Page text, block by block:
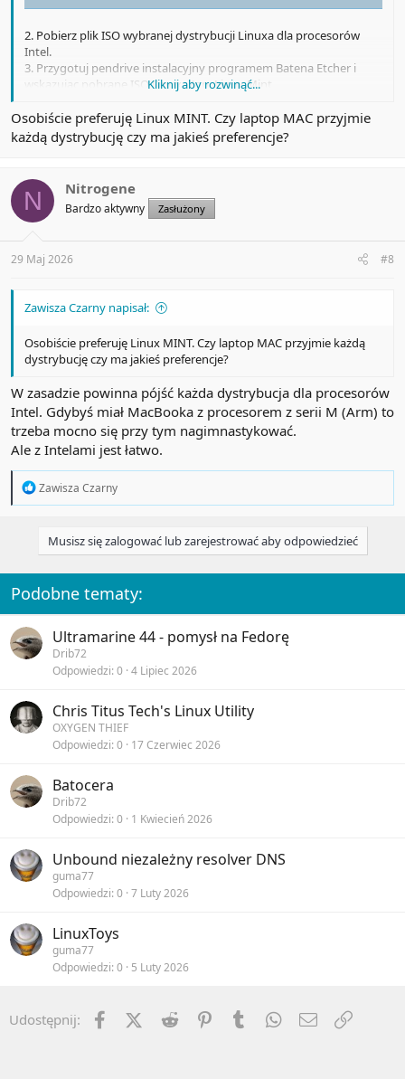
2. Pobierz plik ISO wybranej dystrybucji Linuxa dla procesorów
Intel.
3. Przygotuj pendrive instalacyjny programem Batena Etcher i
wskazując pobrane ISO Linuxa (np. Linux Mint
Zaloguj
lub Zarejestruj się aby zobaczyć!
klawiszem Alt, wskaż bootowalny pendrive i rozpocznij instalację.
5. Jeśli po instalacji nie działa WiFi, to podłącz na chwilę kalbem LAN
i pobierz odpowiednie sterowniki do karty Broadcomm.
zgodne ze swoją kartą lub ustaw grafikę na integrę Intel.
Kliknij aby rozwinąć...
Osobiście preferuję Linux MINT. Czy laptop MAC przyjmie
każdą dystrybucję czy ma jakieś preferencje?
N Nitrogene
Bardzo aktywny Zasłużony
29 Maj 2026 #8
Zawisza Czarny napisał:
Osobiście preferuję Linux MINT. Czy laptop MAC przyjmie każdą
dystrybucję czy ma jakieś preferencje?
W zasadzie powinna pójść każda dystrybucja dla procesorów
Intel. Gdybyś miał MacBooka z procesorem z serii M (Arm) to
trzeba mocno się przy tym nagimnastykować.
Ale z Intelami jest łatwo.
R
i
o
n
s
:
Zawisza Czarny
Musisz się zalogować lub zarejestrować aby odpowiedzieć
Podobne tematy:
Ultramarine 44 - pomysł na Fedorę
Drib72
Odpowiedzi 0 4 Lipiec 2026
Chris Titus Tech's Linux Utility
OXYGEN THIEF
Odpowiedzi 0 17 Czerwiec 2026
Batocera
Drib72
Odpowiedzi 0 1 Kwiecień 2026
Unbound niezależny resolver DNS
guma77
Odpowiedzi 0 7 Luty 2026
LinuxToys
guma77
Odpowiedzi 0 5 Luty 2026
Udostępnij: FacebookX (Twitter)
Reddit PinterestTumblr WhatsApp
Email